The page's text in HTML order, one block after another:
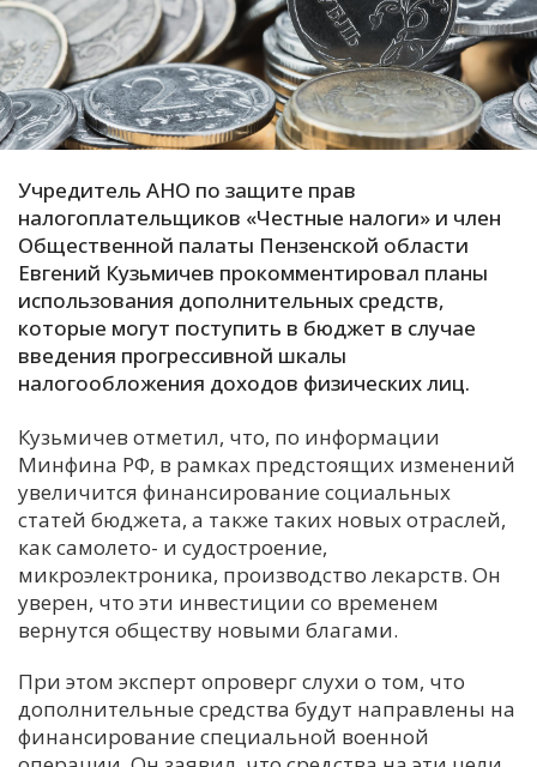
В
Е
И
К
М
Н
Р
С
Т
У
Х
Ч
Я
Учредитель АНО по защите прав
налогоплательщиков «Честные налоги» и член
Общественной палаты Пензенской области
Евгений Кузьмичев прокомментировал планы
использования дополнительных средств,
которые могут поступить в бюджет в случае
введения прогрессивной шкалы
налогообложения доходов физических лиц.
Кузьмичев отметил, что, по информации
Минфина РФ, в рамках предстоящих изменений
увеличится финансирование социальных
статей бюджета, а также таких новых отраслей,
как самолето- и судостроение,
микроэлектроника, производство лекарств. Он
уверен, что эти инвестиции со временем
вернутся обществу новыми благами.
При этом эксперт опроверг слухи о том, что
дополнительные средства будут направлены на
финансирование специальной военной